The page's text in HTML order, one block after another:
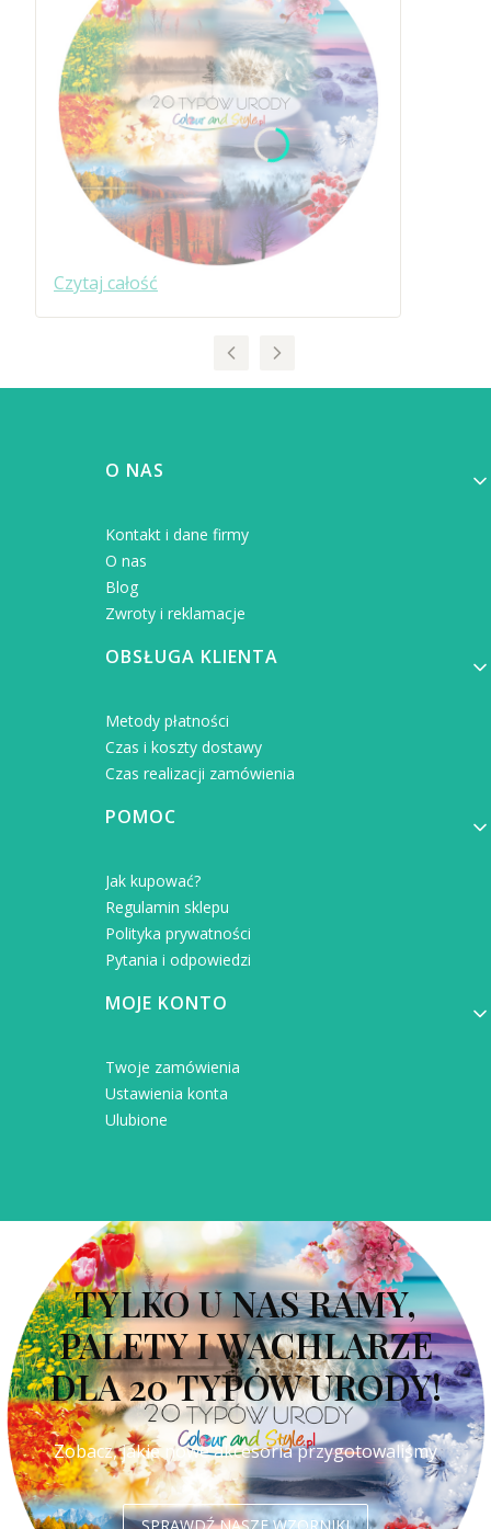
Czytaj całość
Linki w stopce
O NAS
Kontakt i dane firmy
O nas
Blog
Zwroty i reklamacje
OBSŁUGA KLIENTA
Metody płatności
Czas i koszty dostawy
Czas realizacji zamówienia
POMOC
Jak kupować?
Regulamin sklepu
Polityka prywatności
Pytania i odpowiedzi
MOJE KONTO
Twoje zamówienia
Ustawienia konta
Ulubione
TYLKO U NAS RAMY,
PALETY I WACHLARZE
DLA 20 TYPÓW URODY!
Zobacz, jakie nowe akcesoria przygotowaliśmy
SPRAWDŹ NASZE WZORNIKI